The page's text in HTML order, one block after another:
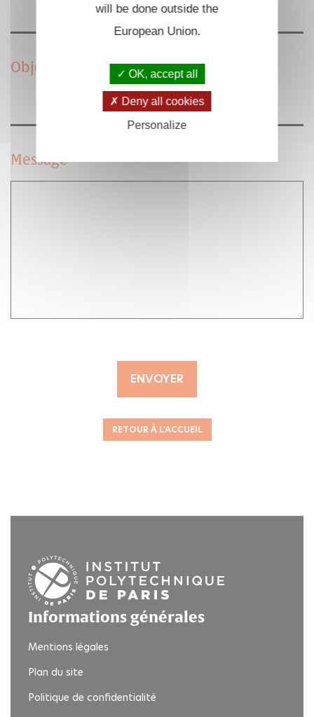
Objet
Message
RETOUR À L'ACCUEIL
Informations générales
Mentions légales
Plan du site
Politique de confidentialité
will be done outside the
European Union.
OK, accept all
Deny all cookies
Personalize